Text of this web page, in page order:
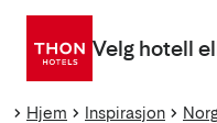
Gå
direkte
Velg hotell
Hjem Inspirasjon